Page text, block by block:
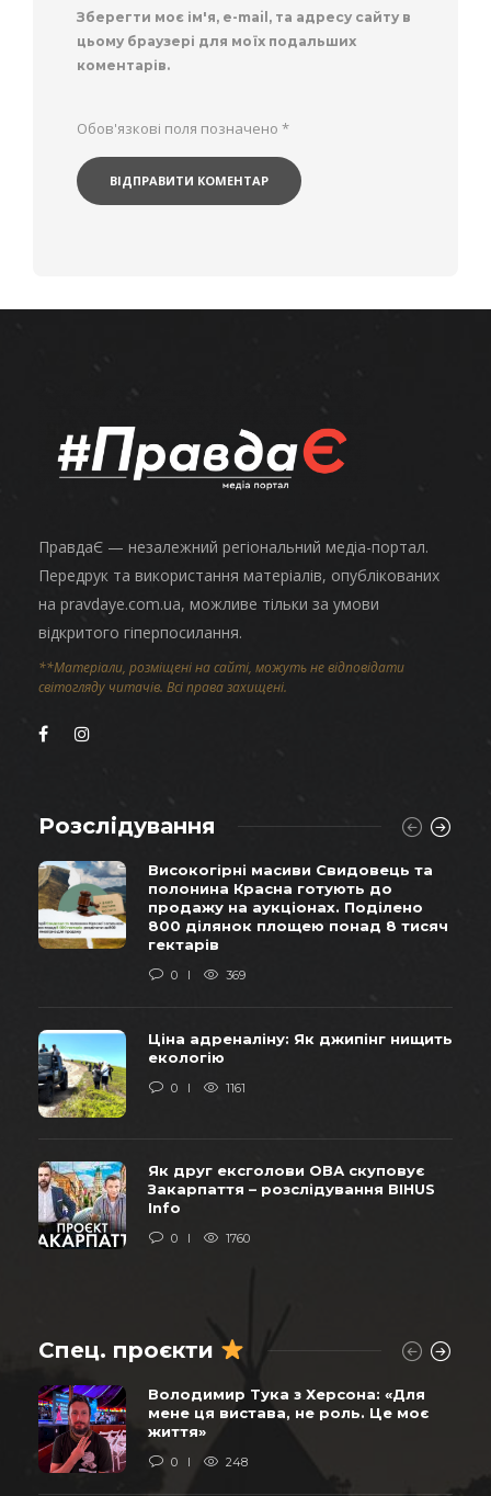
Зберегти моє ім'я, e-mail, та адресу сайту в
цьому браузері для моїх подальших
коментарів.
Обов'язкові поля позначено *
ПравдаЄ — незалежний регіональний медіа-портал.
Передрук та використання матеріалів, опублікованих
на pravdaye.com.ua, можливе тільки за умови
відкритого гіперпосилання.
**Матеріали, розміщені на сайті, можуть не відповідати
світогляду читачів. Всі права захищені.
Розслідування
Високогірні масиви Свидовець та
полонина Красна готують до
продажу на аукціонах. Поділено
800 ділянок площею понад 8 тисяч
гектарів
0 369
Ціна адреналіну: Як джипінг нищить
екологію
0 1161
Як друг ексголови ОВА скуповує
Закарпаття – розслідування BIHUS
Info
0 1760
Спец. проєкти
Володимир Тука з Херсона: «Для
мене ця вистава, не роль. Це моє
життя»
0 248